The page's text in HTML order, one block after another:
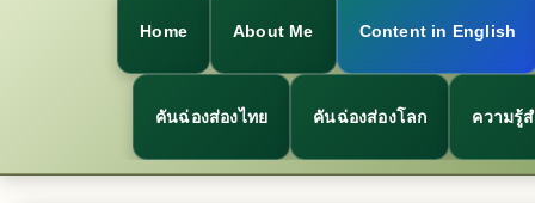
Home About Me Content in English
คันฉ่องส่องไทย คันฉ่องส่องโลก ความรู้